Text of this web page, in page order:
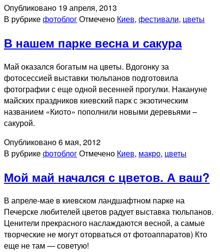
Опубликовано 19 апреля, 2013
В рубрикефотоблогОтмечено Киев, фестивали, цветы
В нашем парке весна и сакура
Май оказался богатым на цветы. Вдогонку за
фотосессией выставки тюльпанов подготовила
фотографии с еще одной весенней прогулки. Накануне
майских праздников киевский парк с экзотическим
названием «Киото» пополнили новыми деревьями –
сакурой.
Опубликовано6 мая, 2012
В рубрикефотоблогОтмечено Киев, макро, цветы
Мой май начался с цветов. А ваш?
В апреле-мае в киевском ландшафтном парке на
Печерске любителей цветов радует выставка тюльпанов.
Ценители прекрасного наслаждаются весной, а самые
творческие не могут оторваться от фотоаппаратов) Кто
еще не там — советую!